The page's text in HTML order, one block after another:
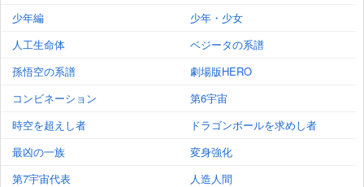
少年編
少年・少女
人工生命体
ベジータの系譜
孫悟空の系譜
劇場版HERO
コンビネーション
第6宇宙
時空を超えし者
ドラゴンボールを求めし者
最凶の一族
変身強化
第7宇宙代表
人造人間